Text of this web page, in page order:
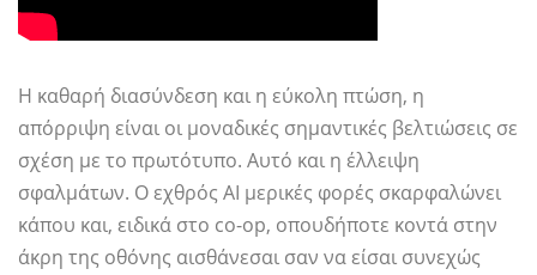
Η καθαρή διασύνδεση και η εύκολη πτώση, η
απόρριψη είναι οι μοναδικές σημαντικές βελτιώσεις σε
σχέση με το πρωτότυπο. Αυτό και η έλλειψη
σφαλμάτων. Ο εχθρός AI μερικές φορές σκαρφαλώνει
κάπου και, ειδικά στο co-op, οπουδήποτε κοντά στην
άκρη της οθόνης αισθάνεσαι σαν να είσαι συνεχώς